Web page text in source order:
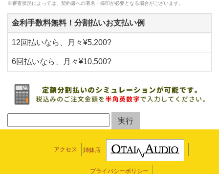
※審査状況によっては、契約書への署名・捺印が必要となる場合がございます。
金利手数料無料！分割払いお支払い例
12回払いなら、月々¥5,200?
6回払いなら、月々¥10,500?
アクセス 姉妹店
プライバシーポリシー